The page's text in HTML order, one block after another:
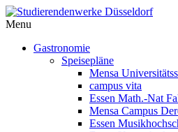
Menu
Gastronomie
Speisepläne
Mensa
campus vita
Essen Math.-Nat
Mensa Campus
Essen